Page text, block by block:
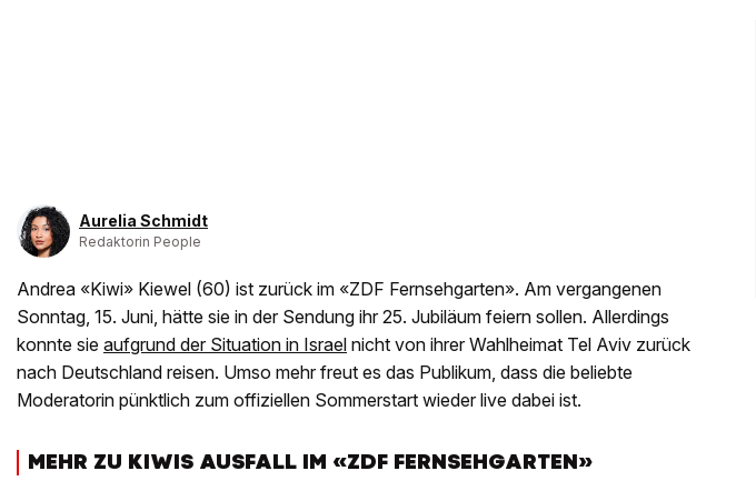
Aurelia Schmidt
Redaktorin People
Andrea «Kiwi» Kiewel (60) ist zurück im «ZDF Fernsehgarten». Am vergangenen
Sonntag, 15. Juni, hätte sie in der Sendung ihr 25. Jubiläum feiern sollen. Allerdings
konnte sie aufgrund der Situation in Israel nicht von ihrer Wahlheimat Tel Aviv zurück
nach Deutschland reisen. Umso mehr freut es das Publikum, dass die beliebte
Moderatorin pünktlich zum offiziellen Sommerstart wieder live dabei ist.
MEHR ZU KIWIS AUSFALL IM «ZDF FERNSEHGARTEN»